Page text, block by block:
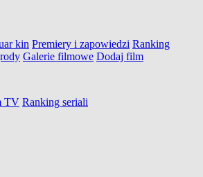
kin Premiery i zapowiedzi Ranking
Galerie filmowe Dodaj film
TV Ranking seriali